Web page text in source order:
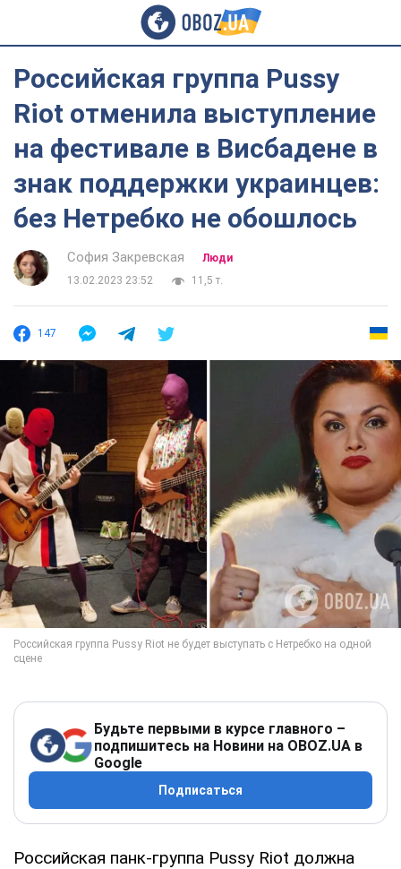
Российская группа Pussy
Riot отменила выступление
на фестивале в Висбадене в
знак поддержки украинцев:
без Нетребко не обошлось
София Закревская
Люди
13.02.2023 23:52
11,5 т.
147
Будьте первыми в курсе главного –
подпишитесь на Новини на OBOZ.UA в
Google
Подписаться
Российская панк-группа Pussy Riot должна